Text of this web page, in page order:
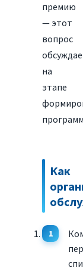
премию
— этот
вопрос
на
этапе
Как